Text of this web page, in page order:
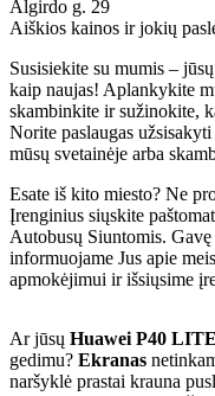
Algirdo g. 29
Aiškios kainos ir jokių
Susisiekite su mumis –
kaip naujas! Aplankykite
skambinkite ir sužinokite,
Norite paslaugas
mūsų svetainėje arba
Esate iš kito miesto? Ne
Įrenginius siųskite
Autobusų Siuntomis.
informuojame Jus apie
apmokėjimui ir išsiųsime
Ar jūsų Huawei P40
gedimu? Ekranas
naršyklė prastai krauna